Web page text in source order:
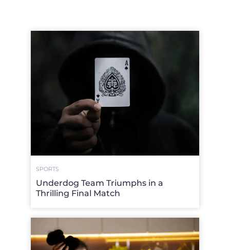
SPORTS
Underdog Team Triumphs in a
Thrilling Final Match